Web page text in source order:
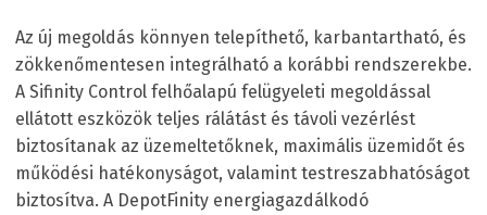
Az új megoldás könnyen telepíthető, karbantartható, és
zökkenőmentesen integrálható a korábbi rendszerekbe.
A Sifinity Control felhőalapú felügyeleti megoldással
ellátott eszközök teljes rálátást és távoli vezérlést
biztosítanak az üzemeltetőknek, maximális üzemidőt és
működési hatékonyságot, valamint testreszabhatóságot
biztosítva. A DepotFinity energiagazdálkodó